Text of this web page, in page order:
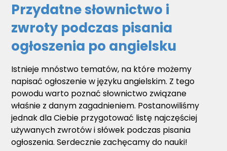
Przydatne słownictwo i
zwroty podczas pisania
ogłoszenia po angielsku
Istnieje mnóstwo tematów, na które możemy
napisać ogłoszenie w języku angielskim. Z tego
powodu warto poznać słownictwo związane
właśnie z danym zagadnieniem. Postanowiliśmy
jednak dla Ciebie przygotować listę najczęściej
używanych zwrotów i słówek podczas pisania
ogłoszenia. Serdecznie zachęcamy do nauki!